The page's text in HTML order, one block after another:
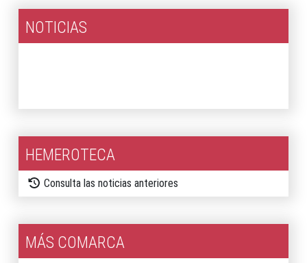
NOTICIAS
HEMEROTECA
Consulta las noticias anteriores
MÁS COMARCA